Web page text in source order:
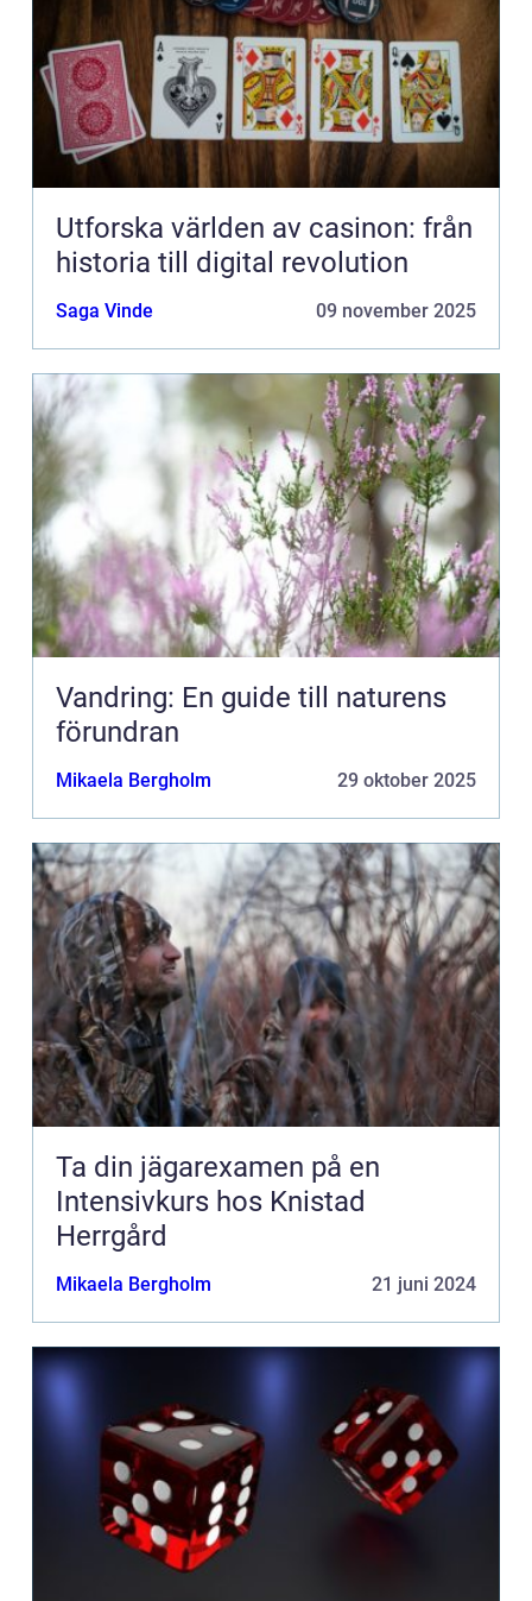
Utforska världen av casinon: från
historia till digital revolution
Saga Vinde 09 november 2025
Vandring: En guide till naturens
förundran
Mikaela Bergholm 29 oktober 2025
Ta din jägarexamen på en
Intensivkurs hos Knistad
Herrgård
Mikaela Bergholm 21 juni 2024